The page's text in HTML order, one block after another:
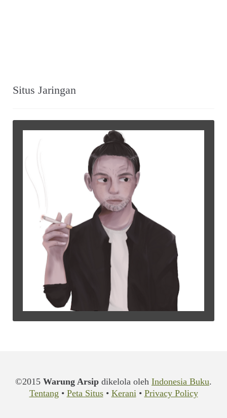
Situs Jaringan
©2015 Warung Arsip dikelola oleh Indonesia Buku.
Tentang • Peta Situs• Kerani • Privacy Policy